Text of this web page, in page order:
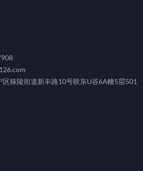
秣陵街道新丰路10号联东U谷6A幢5层501